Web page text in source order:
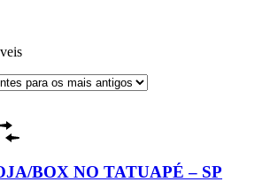
BOX NO TATUAPÉ – SP